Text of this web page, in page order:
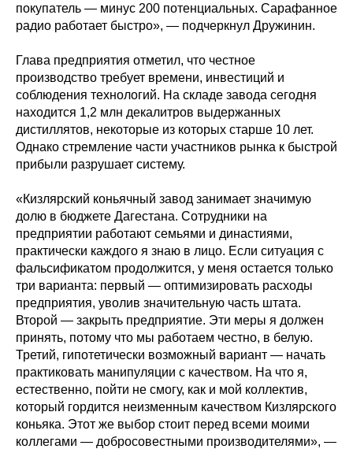
покупатель — минус 200 потенциальных. Сарафанное
радио работает быстро», — подчеркнул Дружинин.
Глава предприятия отметил, что честное
производство требует времени, инвестиций и
соблюдения технологий. На складе завода сегодня
находится 1,2 млн декалитров выдержанных
дистиллятов, некоторые из которых старше 10 лет.
Однако стремление части участников рынка к быстрой
прибыли разрушает систему.
«Кизлярский коньячный завод занимает значимую
долю в бюджете Дагестана. Сотрудники на
предприятии работают семьями и династиями,
практически каждого я знаю в лицо. Если ситуация с
фальсификатом продолжится, у меня остается только
три варианта: первый — оптимизировать расходы
предприятия, уволив значительную часть штата.
Второй — закрыть предприятие. Эти меры я должен
принять, потому что мы работаем честно, в белую.
Третий, гипотетически возможный вариант — начать
практиковать манипуляции с качеством. На что я,
естественно, пойти не смогу, как и мой коллектив,
который гордится неизменным качеством Кизлярского
коньяка. Этот же выбор стоит перед всеми моими
коллегами — добросовестными производителями», —